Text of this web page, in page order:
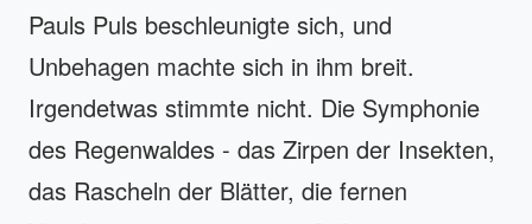
Pauls Puls beschleunigte sich, und
Unbehagen machte sich in ihm breit.
Irgendetwas stimmte nicht. Die Symphonie
des Regenwaldes - das Zirpen der Insekten,
das Rascheln der Blätter, die fernen